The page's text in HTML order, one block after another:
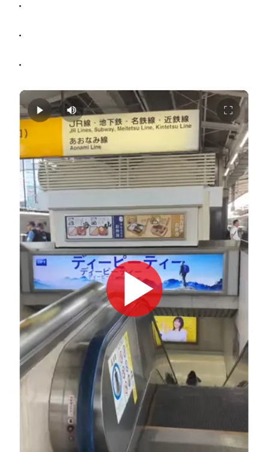
・
・
・